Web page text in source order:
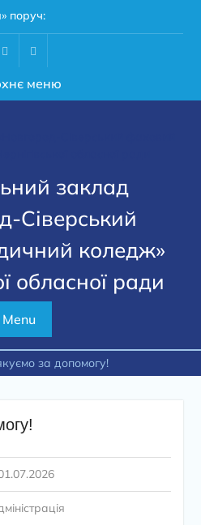
поруч:
мешканцю
тест
пам’яті
FacebookYoutube
меню
заклад
Сіверський
коледж»
обласної ради
Menu
за допомогу!